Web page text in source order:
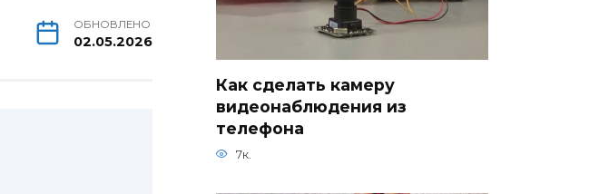
ОБНОВЛЕНО
02.05.2026
Как сделать камеру
видеонаблюдения из
телефона
7к.